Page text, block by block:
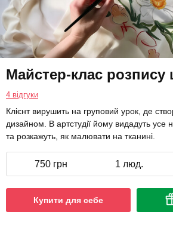
Майстер-клас розпису
4 відгуки
Клієнт вирушить на груповий урок, де
дизайном. В артстудії йому видадуть усе
та розкажуть, як малювати на тканині.
750 грн 1 люд.
Купити для себе